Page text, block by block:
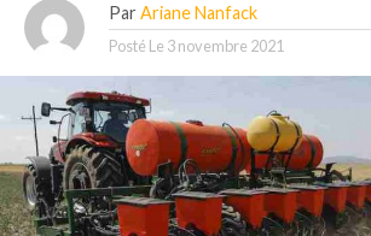
Par Ariane Nanfack
Posté Le 3 novembre 2021